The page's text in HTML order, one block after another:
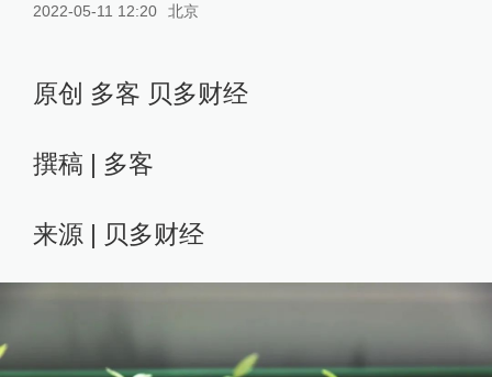
2022-05-11 12:20 北京
原创 多客 贝多财经
撰稿 | 多客
来源 | 贝多财经